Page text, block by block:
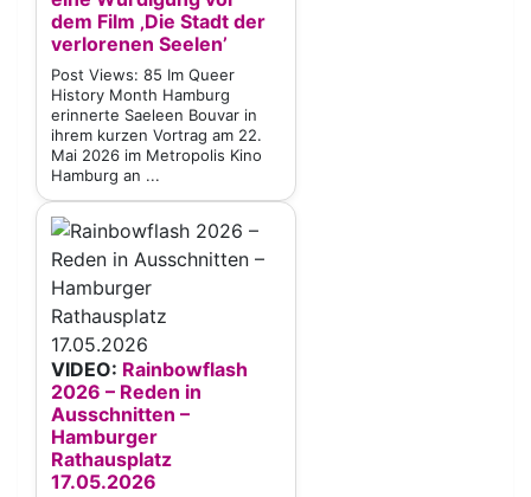
dem Film ‚Die Stadt der
verlorenen Seelen’
Post Views: 85 Im Queer
History Month Hamburg
erinnerte Saeleen Bouvar in
ihrem kurzen Vortrag am 22.
Mai 2026 im Metropolis Kino
Hamburg an ...
VIDEO: Rainbowflash
2026 – Reden in
Ausschnitten –
Hamburger
Rathausplatz
17.05.2026